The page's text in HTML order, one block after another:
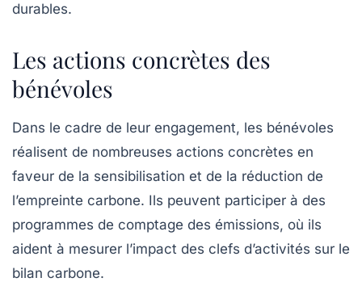
durables.
Les actions concrètes des
bénévoles
Dans le cadre de leur engagement, les bénévoles
réalisent de nombreuses actions concrètes en
faveur de la sensibilisation et de la réduction de
l’empreinte carbone. Ils peuvent participer à des
programmes de comptage des émissions, où ils
aident à mesurer l’impact des clefs d’activités sur le
bilan carbone.